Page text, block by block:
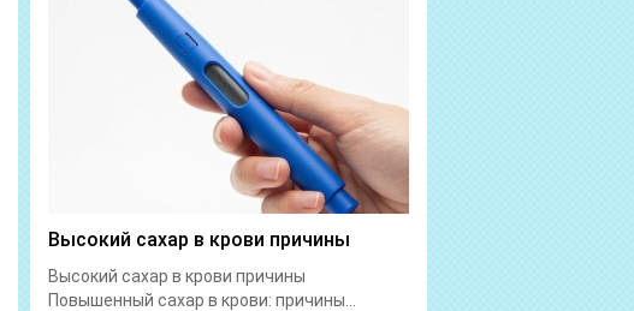
Высокий сахар в крови причины
Высокий сахар в крови причины
Повышенный сахар в крови: причины...